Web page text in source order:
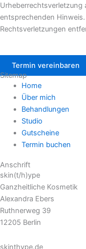
Urheberrechtsverletzung
entsprechenden
Rechtsverletzungen
Termin vereinbaren
Sitemap
Home
Über mich
Behandlungen
Studio
Gutscheine
Termin buchen
Anschrift
skin(t/h)ype
Ganzheitliche Kosmetik
Alexandra Ebers
Ruthnerweg 39
12205 Berlin
skinthype.de